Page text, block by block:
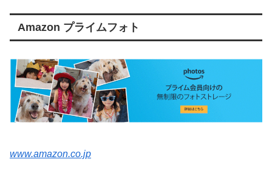
Amazon プライムフォト
www.amazon.co.jp